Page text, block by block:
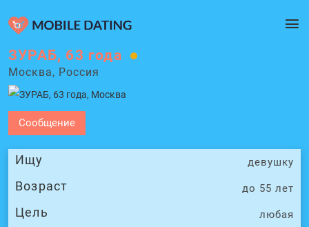
Сообщение
Ищу девушку
Возраст до 55 лет
Цель любая
ЗУРАБ, 63 года
Москва, Россия